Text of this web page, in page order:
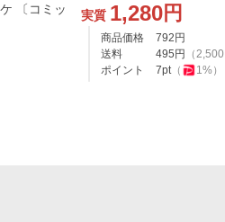
実質 1,280円
商品価格 792 円
送料
495 円 （2,500
ポイント
7pt（ 1%）